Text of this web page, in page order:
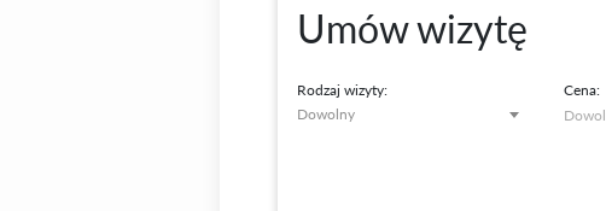
Umów wizytę
Rodzaj wizyty:
Dowolny
Cena: